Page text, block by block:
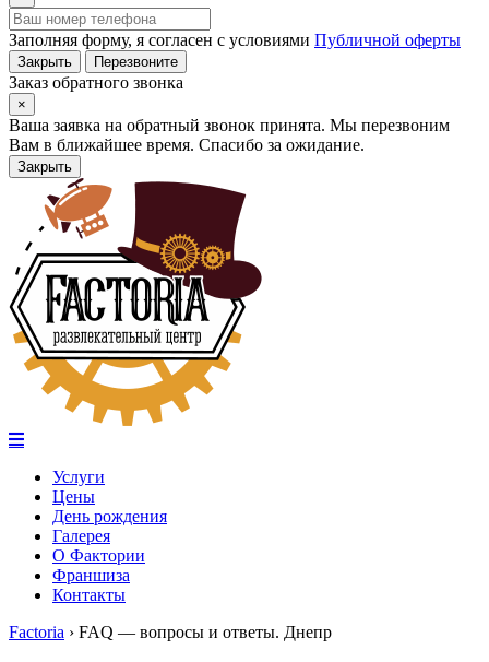
Заполняя форму, я согласен с условиями Публичной оферты
Закрыть Перезвоните
Заказ обратного звонка
×
Ваша заявка на обратный звонок принята. Мы перезвоним
Вам в ближайшее время. Спасибо за ожидание.
Закрыть
Услуги
Цены
День рождения
Галерея
О Фактории
Франшиза
Контакты
Factoria › FAQ — вопросы и ответы. Днепр